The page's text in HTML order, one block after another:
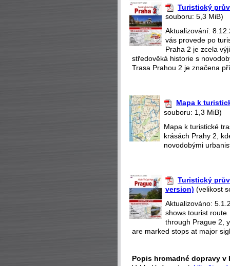
Turistický
souboru: 5,3 MiB)
Aktualizování:
vás provede po
Praha 2 je zcela
středověká historie s
Trasa Prahou 2 je značena
Mapa k
souboru: 1,3 MiB)
Mapa k turistické
krásách Prahy 2,
novodobými
Turistický
version) (velikost
Aktualizováno:
shows tourist
through Prague 2,
are marked stops at major
Popis hromadné dopravy v